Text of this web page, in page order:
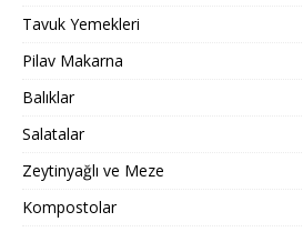
Tavuk Yemekleri
Pilav Makarna
Balıklar
Salatalar
Zeytinyağlı ve Meze
Kompostolar